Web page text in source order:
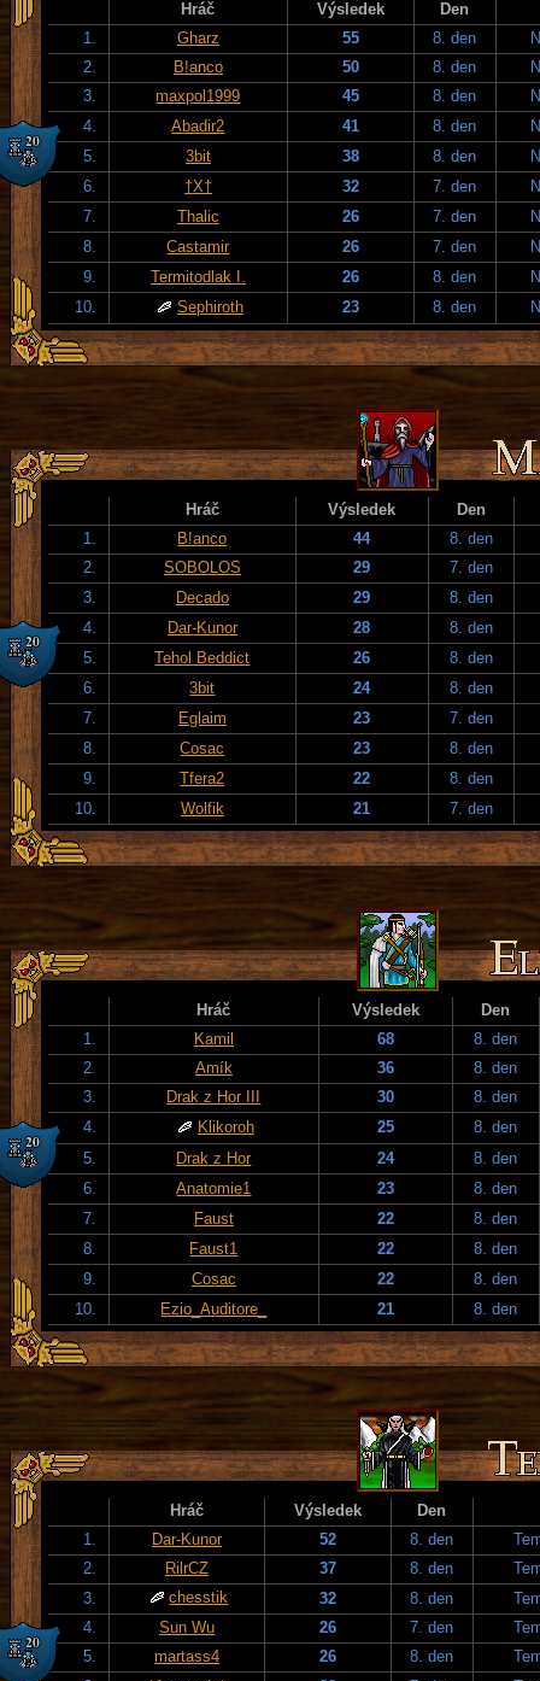
Hráč Výsledek
Den
1.
Gharz 55 8. den
2.
B!anco 50 8. den
3.
maxpol1999 45 8. den
4.
Abadir2 41 8. den
5.
3bit 38 8. den
6.
†X† 32 7. den
7.
Thalic 26 7. den
8.
Castamir 26 7. den
9.
Termitodlak I. 26 8. den
10.
Sephiroth 23 8. den
Hráč Výsledek
Den
1.
B!anco 44
8. den
2.
SOBOLOS 29
7. den
3.
Decado 29
8. den
4.
Dar-Kunor 28
8. den
5.
Tehol Beddict 26
8. den
6.
3bit 24
8. den
7.
Eglaim 23
7. den
8.
Cosac 23
8. den
9.
Tfera2 22
8. den
10.
Wolfik 21 7. den
Hráč Výsledek
Den
1.
Kamil 68
8. den
2.
Amík 36
8. den
3.
Drak z Hor III 30
8. den
4.
Klikoroh 25
8. den
5.
Drak z Hor 24
8. den
6.
Anatomie1 23
8. den
7.
Faust 22
8. den
8.
Faust1 22
8. den
9.
Cosac 22
8. den
10.
Ezio_Auditore_ 21 8. den
Hráč Výsledek
Den
1.
Dar-Kunor 52 8. den
2.
RilrCZ 37 8. den
3.
chesstik 32 8. den
4.
Sun Wu 26 7. den
5.
martass4 26 8. den